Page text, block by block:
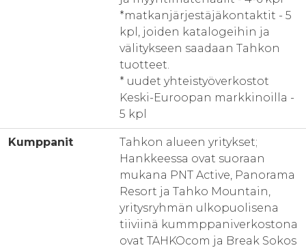
*matkanjärjestäjäkontaktit - 5
kpl, joiden katalogeihin ja
välitykseen saadaan Tahkon
tuotteet.
* uudet yhteistyöverkostot
Keski-Euroopan markkinoilla -
5 kpl
Kumppanit
Tahkon alueen yritykset;
Hankkeessa ovat suoraan
mukana PNT Active, Panorama
Resort ja Tahko Mountain,
yritysryhmän ulkopuolisena
tiiviinä kummppaniverkostona
ovat TAHKOcom ja Break Sokos